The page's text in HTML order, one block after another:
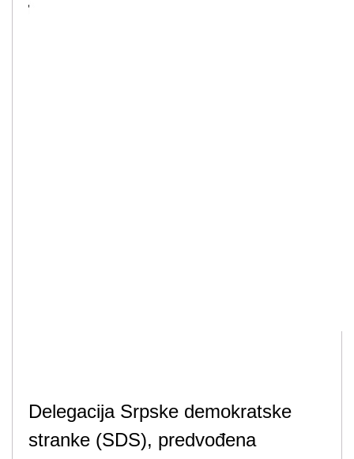
Delegacija Srpske demokratske
stranke (SDS), predvođena